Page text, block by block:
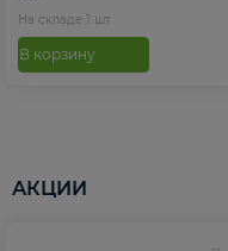
На складе 1 шт
В корзину
АКЦИИ